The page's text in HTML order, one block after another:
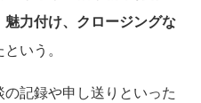
力付け、クロージングな
いう。
記録や申し送りといった